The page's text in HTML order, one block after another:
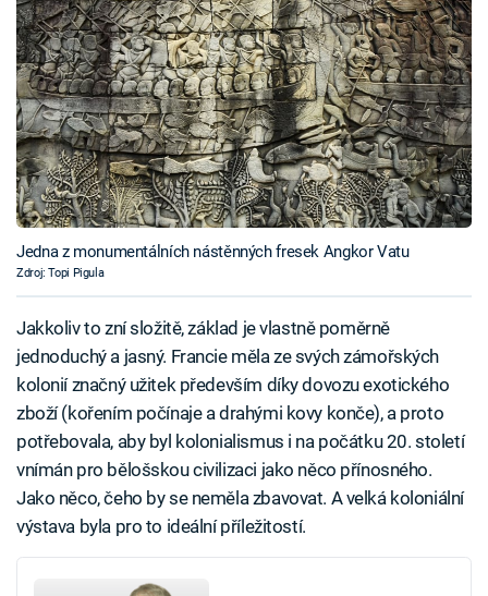
Jedna z monumentálních nástěnných fresek Angkor Vatu
Zdroj: Topi Pigula
Jakkoliv to zní složitě, základ je vlastně poměrně
jednoduchý a jasný. Francie měla ze svých zámořských
kolonií značný užitek především díky dovozu exotického
zboží (kořením počínaje a drahými kovy konče), a proto
potřebovala, aby byl kolonialismus i na počátku 20. století
vnímán pro bělošskou civilizaci jako něco přínosného.
Jako něco, čeho by se neměla zbavovat. A velká koloniální
výstava byla pro to ideální příležitostí.